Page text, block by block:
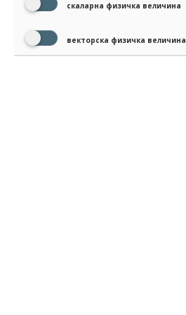
скаларна физичка величина
векторска физичка величина